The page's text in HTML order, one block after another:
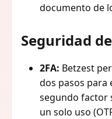
documento de
Seguridad
2FA: Betzest
dos pasos para
segundo factor
un solo uso